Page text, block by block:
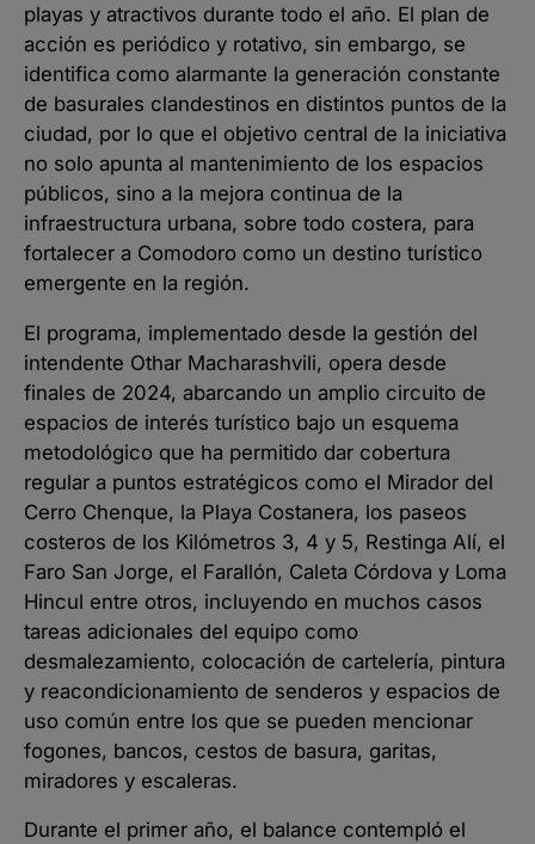
playas y atractivos durante todo el año. El plan de
acción es periódico y rotativo, sin embargo, se
identifica como alarmante la generación constante
de basurales clandestinos en distintos puntos de la
ciudad, por lo que el objetivo central de la iniciativa
no solo apunta al mantenimiento de los espacios
públicos, sino a la mejora continua de la
infraestructura urbana, sobre todo costera, para
fortalecer a Comodoro como un destino turístico
emergente en la región.
El programa, implementado desde la gestión del
intendente Othar Macharashvili, opera desde
finales de 2024, abarcando un amplio circuito de
espacios de interés turístico bajo un esquema
metodológico que ha permitido dar cobertura
regular a puntos estratégicos como el Mirador del
Cerro Chenque, la Playa Costanera, los paseos
costeros de los Kilómetros 3, 4 y 5, Restinga Alí, el
Faro San Jorge, el Farallón, Caleta Córdova y Loma
Hincul entre otros, incluyendo en muchos casos
tareas adicionales del equipo como
desmalezamiento, colocación de cartelería, pintura
y reacondicionamiento de senderos y espacios de
uso común entre los que se pueden mencionar
fogones, bancos, cestos de basura, garitas,
miradores y escaleras.
Durante el primer año, el balance contempló el